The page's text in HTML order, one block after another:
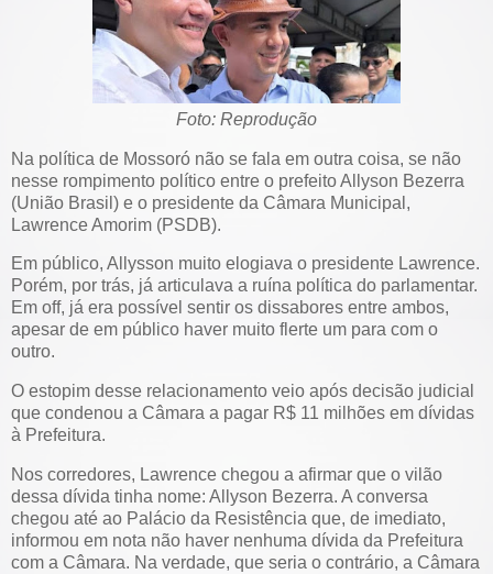
Foto: Reprodução
Na política de Mossoró não se fala em outra coisa, se não
nesse rompimento político entre o prefeito Allyson Bezerra
(União Brasil) e o presidente da Câmara Municipal,
Lawrence Amorim (PSDB).
Em público, Allysson muito elogiava o presidente Lawrence.
Porém, por trás, já articulava a ruína política do parlamentar.
Em off, já era possível sentir os dissabores entre ambos,
apesar de em público haver muito flerte um para com o
outro.
O estopim desse relacionamento veio após decisão judicial
que condenou a Câmara a pagar R$ 11 milhões em dívidas
à Prefeitura.
Nos corredores, Lawrence chegou a afirmar que o vilão
dessa dívida tinha nome: Allyson Bezerra. A conversa
chegou até ao Palácio da Resistência que, de imediato,
informou em nota não haver nenhuma dívida da Prefeitura
com a Câmara. Na verdade, que seria o contrário, a Câmara